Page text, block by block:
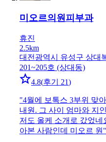
미오르의원 피부과
휴진
2.5km
대전광역시 유성구 상대
201~205호 (상대동)
4.8(후기 21)
"4월에 보톡스 3부위 맞
내원. 그 사이 엄마와 지
저도 올케 소개로 갔었
아본 사람인데 미오르 원 "